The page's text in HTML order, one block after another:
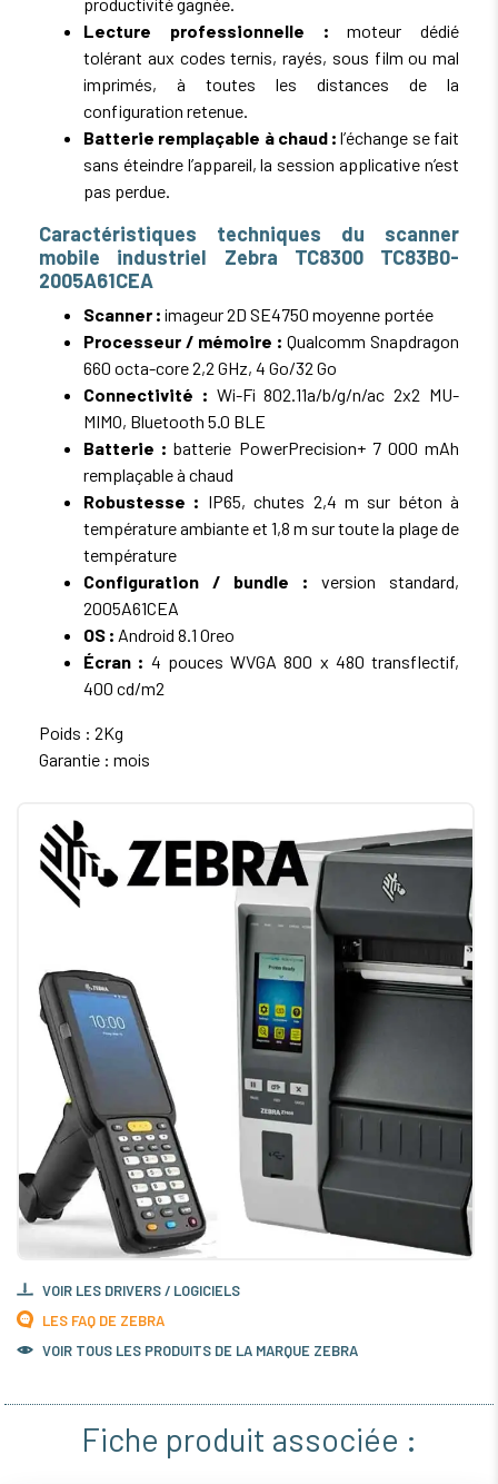
VOIR LES DRIVERS / LOGICIELS
LES FAQ DE ZEBRA
VOIR TOUS LES PRODUITS DE LA MARQUE ZEBRA
Lecture professionnelle : moteur dédié
tolérant aux codes ternis, rayés, sous film ou mal
imprimés, à toutes les distances de la
configuration retenue.
Batterie remplaçable à chaud : l’échange se fait
sans éteindre l’appareil, la session applicative n’est
pas perdue.
Caractéristiques techniques du scanner
mobile industriel Zebra TC8300 TC83B0-
2005A61CEA
Scanner : imageur 2D SE4750 moyenne portée
Processeur / mémoire : Qualcomm Snapdragon
660 octa-core 2,2 GHz, 4 Go/32 Go
Connectivité : Wi-Fi 802.11a/b/g/n/ac 2x2 MU-
MIMO, Bluetooth 5.0 BLE
Batterie : batterie PowerPrecision+ 7 000 mAh
remplaçable à chaud
Robustesse : IP65, chutes 2,4 m sur béton à
température ambiante et 1,8 m sur toute la plage de
température
Configuration / bundle : version standard,
2005A61CEA
OS : Android 8.1 Oreo
Écran : 4 pouces WVGA 800 x 480 transflectif,
400 cd/m2
Poids : 2Kg
Garantie : mois
Fiche produit associée :